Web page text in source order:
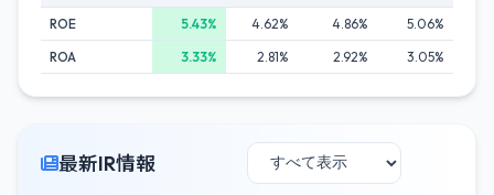
ROE 5.43% 4.62% 4.86%
5.06%
ROA
3.33% 2.81% 2.92% 3.05%
最新IR情報